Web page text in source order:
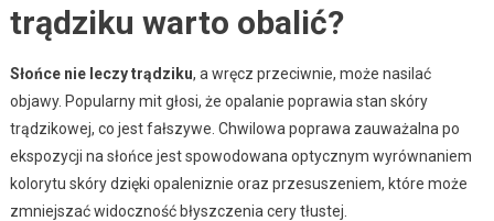
trądziku warto obalić?
Słońce nie leczy trądziku, a wręcz przeciwnie, może nasilać
objawy. Popularny mit głosi, że opalanie poprawia stan skóry
trądzikowej, co jest fałszywe. Chwilowa poprawa zauważalna po
ekspozycji na słońce jest spowodowana optycznym wyrównaniem
kolorytu skóry dzięki opaleniznie oraz przesuszeniem, które może
zmniejszać widoczność błyszczenia cery tłustej.